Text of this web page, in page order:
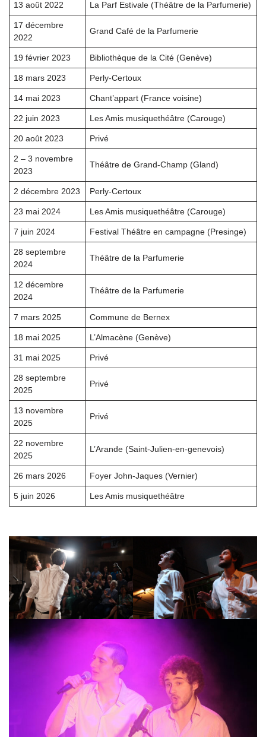
13 août 2022 La Parf Estivale (Théâtre de la Parfumerie)
17 décembre
2022
Grand Café de la Parfumerie
19 février 2023 Bibliothèque de la Cité (Genève)
18 mars 2023 Perly-Certoux
14 mai 2023 Chant’appart (France voisine)
22 juin 2023 Les Amis musiquethéâtre (Carouge)
20 août 2023 Privé
2 – 3 novembre
2023
Théâtre de Grand-Champ (Gland)
2 décembre 2023 Perly-Certoux
23 mai 2024 Les Amis musiquethéâtre (Carouge)
7 juin 2024 Festival Théâtre en campagne (Presinge)
28 septembre
2024
Théâtre de la Parfumerie
12 décembre
2024
Théâtre de la Parfumerie
7 mars 2025 Commune de Bernex
18 mai 2025 L’Almacène (Genève)
31 mai 2025 Privé
28 septembre
2025
Privé
13 novembre
2025
Privé
22 novembre
2025
L’Arande (Saint-Julien-en-genevois)
26 mars 2026 Foyer John-Jaques (Vernier)
5 juin 2026 Les Amis musiquethéâtre